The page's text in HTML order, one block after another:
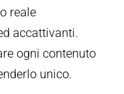
reale
accattivanti.
ogni contenuto
unico.